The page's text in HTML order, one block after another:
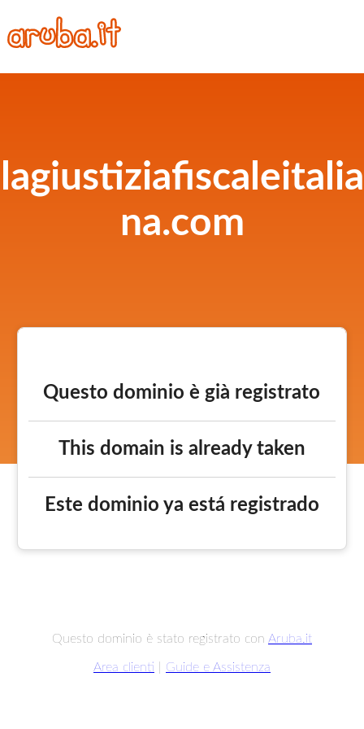
lagiustiziafiscaleitalia
na.com
Questo dominio è già registrato
This domain is already taken
Este dominio ya está registrado
Questo dominio è stato registrato con Aruba.it
Area clienti Guide e Assistenza